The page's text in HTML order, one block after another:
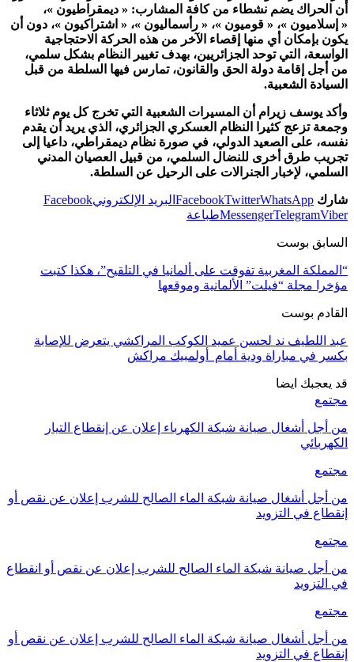
أن الحراك يضم نشطاء من كافة المشارب: « ديمقراطيون »،
« إسلاميون »، « قوميون »، « رأسماليون »، « اشتراكيون »، دون أن
يكون بإمكان أي منها إقصاء الآخر من هذه الحركة الاحتجاجية
الواسعة، التي توحد الجزائريين، بهدف تغيير النظام بشكل سلمي،
من أجل إقامة دولة الحق والقانون، تمارس فيها السلطة من قبل
السيادة الشعبية.
وأكد يوسف زيرام أن المسيرات الشعبية التي تخرج كل يوم ثلاثاء
وجمعة تزعج كثيرا النظام العسكري الجزائري، الذي يريد أن يقدم
نفسه، على الصعيد الدولي، في صورة نظام ديمقراطي، داعيا إلى
تجريب طرق أخرى للنضال السلمي، من قبيل العصيان المدني
السلمي، لإخبار الجنرالات على الرحيل عن السلطة.
شارك FacebookTwitterWhatsApp البريد الإلكترونيFacebook
MessengerTelegramViber طباعة
السابق بوست
“المملكة المغربية تفوقت على ألمانيا في التلقيح”، هكذا كتبت
مؤخرا مجلة “فيلت” الألمانية وموقعها
القادم بوست
عبد اللطيف ند لحسن عميد الكوكب المراكشي يتعرض للإصابة
بكسر في مباراة ودية أمام أولمبيك مراكش
قد يعجبك ايضا
مجتمع
من أجل أشغال صيانة شبكة الكهرباء إعلان عن إنقطاع التيار
الكهربائي
مجتمع
من أجل أشغال صيانة شبكة الماء الصالح للشرب إعلان عن نقص أو
إنقطاع في التزويد
مجتمع
من أجل صيانة شبكة الماء الصالح للشرب إعلان عن نقص أو انقطاع
في التزويد
مجتمع
من أجل أشغال صيانة شبكة الماء الصالح للشرب إعلان عن نقص أو
إنقطاع في التزويد